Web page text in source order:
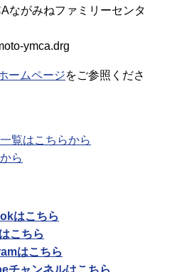
ながみねファミリーセンタ
ymca.drg
ームページをご参照くださ
覧はこちらから
ら
はこちら
こちら
はこちら
チャンネルはこちら